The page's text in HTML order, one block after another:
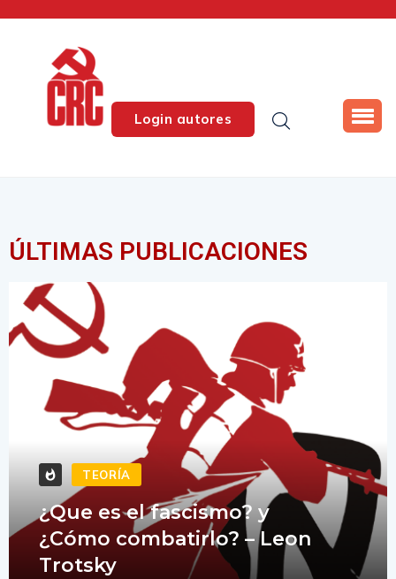
Login autores
ÚLTIMAS PUBLICACIONES
TEORÍA
¿Que es el fascismo? y
¿Cómo combatirlo? – Leon
Trotsky